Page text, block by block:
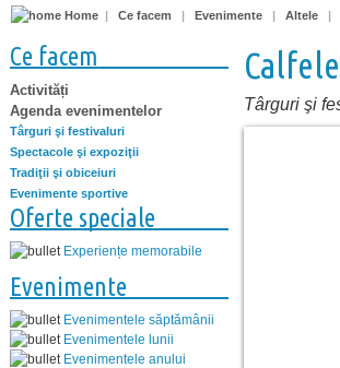
Home | Ce facem | Evenimente | Altele |
Ce facem
Activități
Agenda evenimentelor
Târguri şi festivaluri
Spectacole şi expoziţii
Tradiţii şi obiceiuri
Evenimente sportive
Oferte speciale
Experiențe memorabile
Evenimente
Evenimentele săptămânii
Evenimentele lunii
Evenimentele anului
Târguri şi